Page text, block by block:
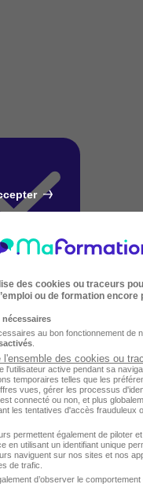
des cookies ou traceurs
ou de formation encore
au bon fonctionnement de
l'ensemble des cookies ou
l'utilisateur active pendant sa
temporaires telles que les
vues, gérer les processus
connecté ou non, et plus
les tentatives d'accès frauduleux
permettent également de piloter
en utilisant un identifiant unique
naviguent sur nos sites et nos
de trafic.
d’observer le